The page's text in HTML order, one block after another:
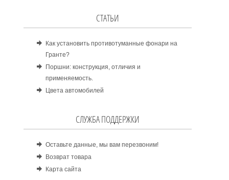
СТАТЬИ
Как установить противотуманные фонари на
Гранте?
Поршни: конструкция, отличия и
применяемость.
Цвета автомобилей
СЛУЖБА ПОДДЕРЖКИ
Оставьте данные, мы вам перезвоним!
Возврат товара
Карта сайта